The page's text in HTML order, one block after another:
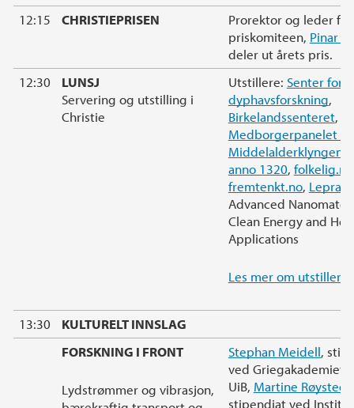
12:15 CHRISTIEPRISEN
Prorektor og leder for
priskomiteen, Pinar
deler ut årets pris.
12:30
LUNSJ
Servering og utstilling i
Christie
Utstillere: Senter for
dyphavsforskning,
Birkelandssenteret,
Medborgerpanelet
Middelalderklyngen/
anno 1320, folkelig.no
fremtenkt.no,
Advanced
Clean Energy and
Applications
Les mer om
13:30
KULTURELT INNSLAG
FORSKNING I FRONT
Lydstrømmer og vibrasjon,
Stephan Meidell,
ved Griegakademiet,
UiB, Martine Røysted
stipendiat ved